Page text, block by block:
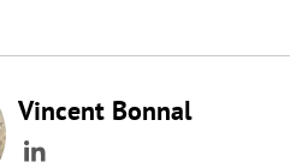
Vincent Bonnal